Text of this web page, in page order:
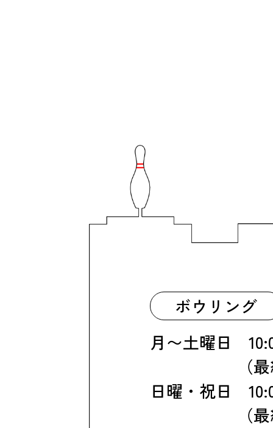
ボウリング
月〜土曜日
（最終受
日曜・祝日
（最終受